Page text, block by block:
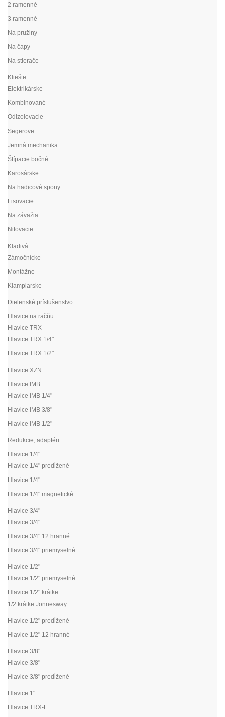
2 ramenné
3 ramenné
Na pružiny
Na čapy
Na stierače
Kliešte
Elektrikárske
Kombinované
Odizolovacie
Segerove
Jemná mechanika
Štípacie bočné
Karosárske
Na hadicové spony
Lisovacie
Na závažia
Nitovacie
Kladivá
Zámočnícke
Montážne
Klampiarske
Dielenské príslušenstvo
Hlavice na račňu
Hlavice TRX
Hlavice TRX 1/4"
Hlavice TRX 1/2"
Hlavice XZN
Hlavice IMB
Hlavice IMB 1/4"
Hlavice IMB 3/8"
Hlavice IMB 1/2"
Redukcie, adaptéri
Hlavice 1/4"
Hlavice 1/4" predĺžené
Hlavice 1/4"
Hlavice 1/4" magnetické
Hlavice 3/4"
Hlavice 3/4"
Hlavice 3/4" 12 hranné
Hlavice 3/4" priemyselné
Hlavice 1/2"
Hlavice 1/2" priemyselné
Hlavice 1/2" krátke
1/2 krátke Jonnesway
Hlavice 1/2" predĺžené
Hlavice 1/2" 12 hranné
Hlavice 3/8"
Hlavice 3/8"
Hlavice 3/8" predĺžené
Hlavice 1"
Hlavice TRX-E